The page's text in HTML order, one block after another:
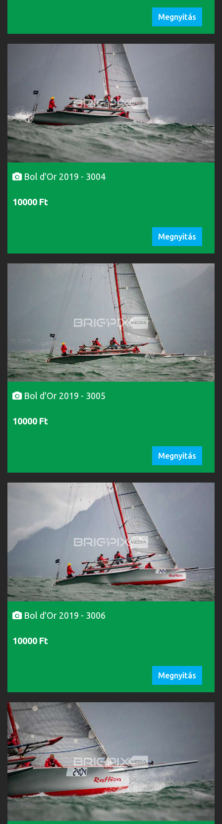
Megnyitás
Bol d'Or 2019 - 3004
10000 Ft
Megnyitás
Bol d'Or 2019 - 3005
10000 Ft
Megnyitás
Bol d'Or 2019 - 3006
10000 Ft
Megnyitás